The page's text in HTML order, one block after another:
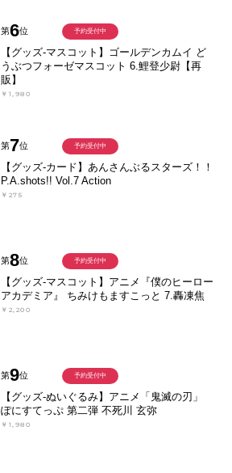
第6位
【グッズ-マスコット】ゴールデンカムイ ど
うぶつフォーゼマスコット 6.鯉登少尉【再
販】
￥1,980
予約受付中
第7位
【グッズ-カード】あんさんぶるスターズ！！
P.A.shots!! Vol.7 Action
￥275
予約受付中
第8位
【グッズ-マスコット】アニメ『僕のヒーロー
アカデミア』 ちみけもますこっと 7.轟凍焦
￥2,200
予約受付中
第9位
【グッズ-ぬいぐるみ】アニメ「鬼滅の刃」
ぽにすてっぷ 第二弾 不死川 玄弥
￥1,980
予約受付中